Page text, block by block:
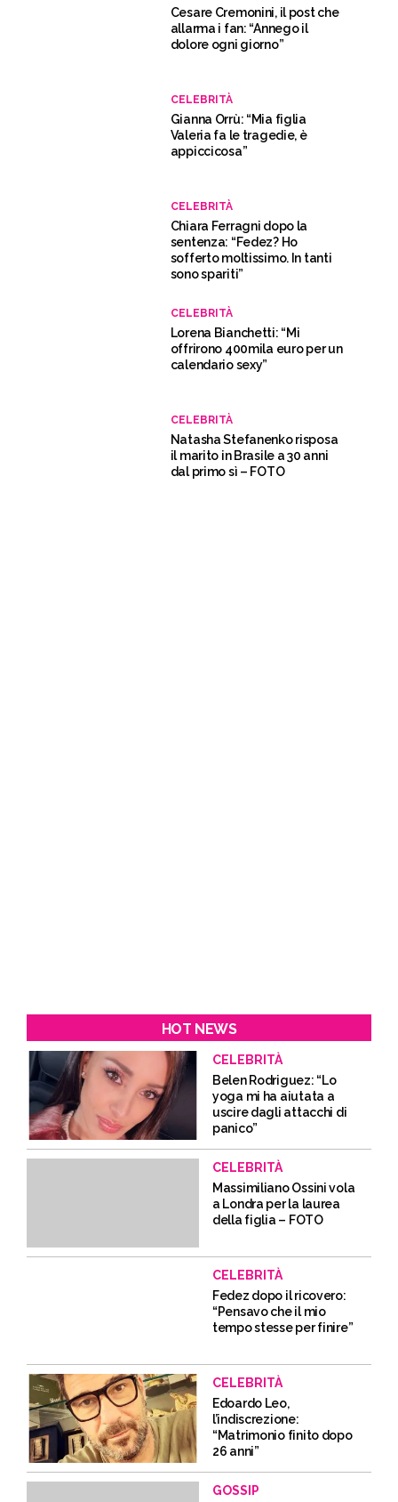
Cesare Cremonini, il post che
allarma i fan: “Annego il
dolore ogni giorno”
CELEBRITÀ
Gianna Orrù: “Mia figlia
Valeria fa le tragedie, è
appiccicosa”
CELEBRITÀ
Chiara Ferragni dopo la
sentenza: “Fedez? Ho
sofferto moltissimo. In tanti
sono spariti”
CELEBRITÀ
Lorena Bianchetti: “Mi
offrirono 400mila euro per un
calendario sexy”
CELEBRITÀ
Natasha Stefanenko risposa
il marito in Brasile a 30 anni
dal primo sì – FOTO
HOT NEWS
CELEBRITÀ
Belen Rodriguez: “Lo
yoga mi ha aiutata a
uscire dagli attacchi di
panico”
CELEBRITÀ
Massimiliano Ossini vola
a Londra per la laurea
della figlia – FOTO
CELEBRITÀ
Fedez dopo il ricovero:
“Pensavo che il mio
tempo stesse per finire”
CELEBRITÀ
Edoardo Leo,
l’indiscrezione:
“Matrimonio finito dopo
26 anni”
GOSSIP